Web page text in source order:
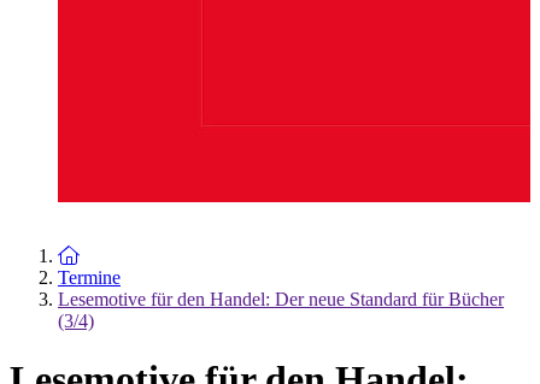
Zur Startseite
Termine
Lesemotive für den Handel: Der neue Standard für Bücher
(3/4)